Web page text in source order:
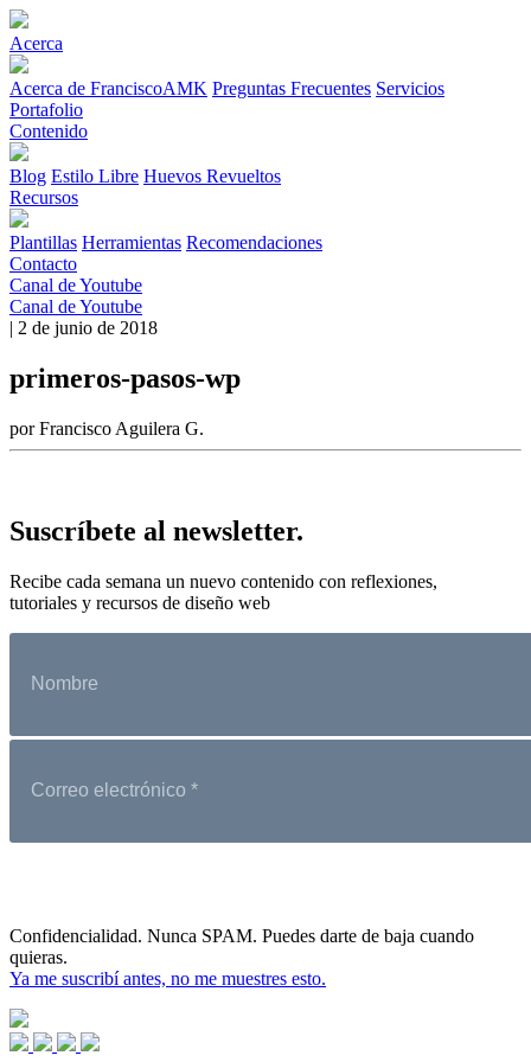
Acerca
Acerca de FranciscoAMK Preguntas Frecuentes Servicios
Portafolio
Contenido
Blog Estilo Libre Huevos Revueltos
Recursos
Plantillas Herramientas Recomendaciones
Contacto
Canal de Youtube
Canal de Youtube
| 2 de junio de 2018
primeros-pasos-wp
por Francisco Aguilera G.
Suscríbete al newsletter.
Recibe cada semana un nuevo contenido con reflexiones,
tutoriales y recursos de diseño web
Confidencialidad. Nunca SPAM. Puedes darte de baja cuando
quieras.
Ya me suscribí antes, no me muestres esto.